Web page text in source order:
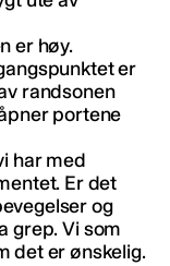
er høy.
er
randsonen
portene
har med
Er det
og
grep. Vi som
det er ønskelig.